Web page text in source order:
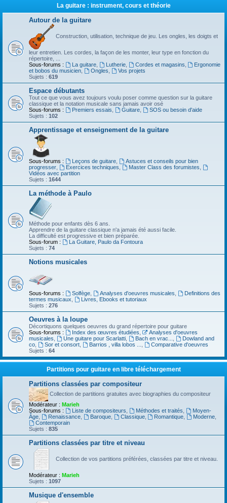
La guitare : instrument, cours et théorie
Autour de la guitare
Construction, utilisation, technique de jeu. Les ongles, les doigts et
leur entretien. Les cordes, la façon de les monter, leur type en fonction du
répertoire, ...
Sous-forums :
La guitare, Lutherie, Cordes et magasins
Ergonomie
et bobos du musicien
Ongles
Vos projets
Sujets : 619
Espace débutants
Tout ce que vous avez toujours voulu poser comme question sur la guitare
classique et la notation musicale sans jamais avoir osé
Sous-forums :
Premiers essais Guitare,
SOS ou besoin d'aide
Sujets : 102
Apprentissage et enseignement de la guitare
Sous-forums : Leçons de guitare,
Astuces et conseils pour bien
progresser
Exercices techniques Master Class des forumistes
Vidéos avec partition
Sujets : 1644
La méthode à Paulo
Méthode pour enfants dès 6 ans.
Apprendre de la guitare classique n'a jamais été aussi facile.
La difficulté est progressive et bien préparée.
Sous-forum :
La Guitare, Paulo da Fontoura
Sujets : 74
Notions musicales
Sous-forums : Solfège, Analyses d'oeuvres musicales
Definitions des
termes musicaux
Livres, Ebooks et tutoriaux
Sujets : 276
Oeuvres à la loupe
Décortiquons quelques oeuvres du grand répertoire pour guitare
Sous-forums :
Index des œuvres étudiées
Analyses d'oeuvres
musicales
Une guitare pour Scarlatti, Bach en vrac...
Dowland and
co
Sor et consort, Barrios , villa lobos ...
Comparative d'oeuvres
Sujets : 64
Partitions pour guitare en libre téléchargement
Partitions classées par compositeur
Collection de partitions gratuites avec biographies du compositeur
Modérateur : Marieh
Sous-forums :
Liste de compositeurs Méthodes et traités
Moyen-
Âge
Renaissance, Baroque, Classique, Romantique Moderne
Contemporain
Sujets : 835
Partitions classées par titre et niveau
Collection de vos partitions préférées, classées par titre et niveau.
Modérateur : Marieh
Sujets : 1097
Musique d'ensemble